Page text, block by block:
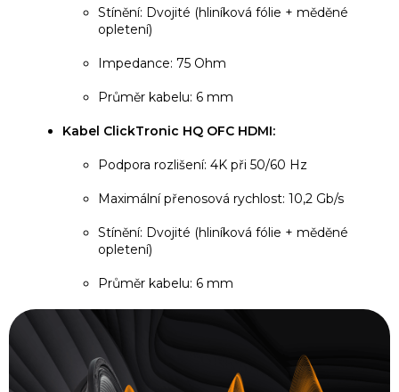
Stínění: Dvojité (hliníková fólie + měděné
opletení)
Impedance: 75 Ohm
Průměr kabelu: 6 mm
Kabel ClickTronic HQ OFC HDMI:
Podpora rozlišení: 4K při 50/60 Hz
Maximální přenosová rychlost: 10,2 Gb/s
Stínění: Dvojité (hliníková fólie + měděné
opletení)
Průměr kabelu: 6 mm